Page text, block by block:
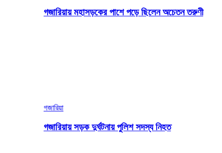
গজারিয়ায় মহাসড়কের পাশে পড়ে ছিলেন অচেতন তরুণী
গজারিয়া
গজারিয়ায় সড়ক দুর্ঘটনায় পুলিশ সদস্য নিহত